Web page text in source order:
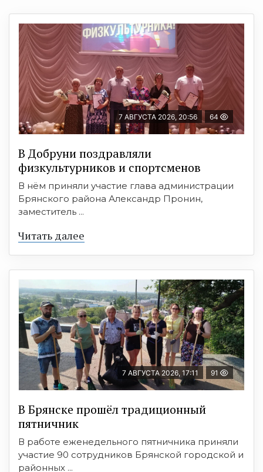
7 АВГУСТА 2026, 20:56 64
В Добруни поздравляли
физкультурников и спортсменов
В нём приняли участие глава администрации
Брянского района Александр Пронин,
заместитель ...
Читать далее
7 АВГУСТА 2026, 17:11 91
В Брянске прошёл традиционный
пятничник
В работе еженедельного пятничника приняли
участие 90 сотрудников Брянской городской и
районных ...